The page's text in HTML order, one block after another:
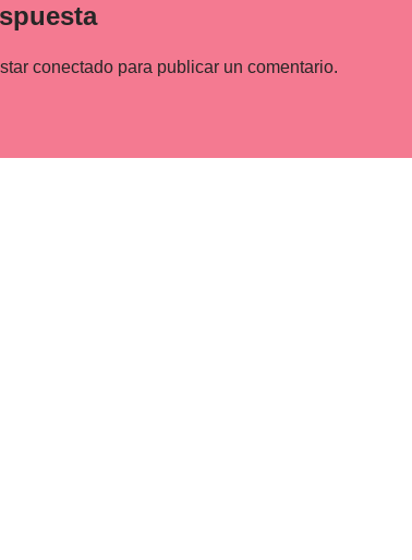
conectadopara publicar un comentario.